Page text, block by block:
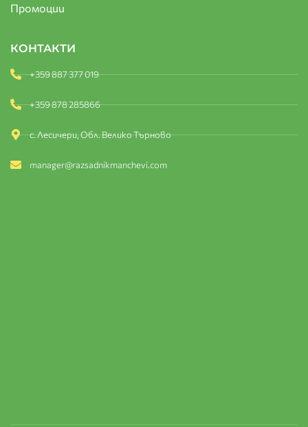
Промоции
КОНТАКТИ
+359 887 377 019
+359 878 285866
с. Лесичери, Обл. Велико Търново
manager@razsadnikmanchevi.com